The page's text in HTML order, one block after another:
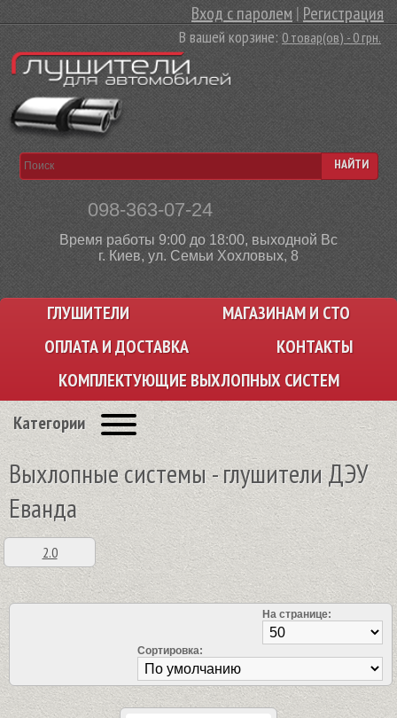
Вход с паролем |Регистрация
В вашей корзине:0 товар(ов) - 0 грн.
098-363-07-24
Время работы 9:00 до 18:00, выходной Вс
г. Киев, ул. Семьи Хохловых, 8
НАЙТИ
ГЛУШИТЕЛИ
МАГАЗИНАМ И СТО
ОПЛАТА И ДОСТАВКА
КОНТАКТЫ
КОМПЛЕКТУЮЩИЕ ВЫХЛОПНЫХ СИСТЕМ
Категории
Выхлопные системы - глушители ДЭУ
Еванда
2.0
На странице:
Сортировка: